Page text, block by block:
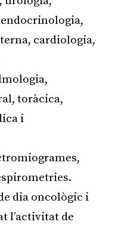
cardiologia,
toràcica,
i
dia oncològic i
l’activitat de